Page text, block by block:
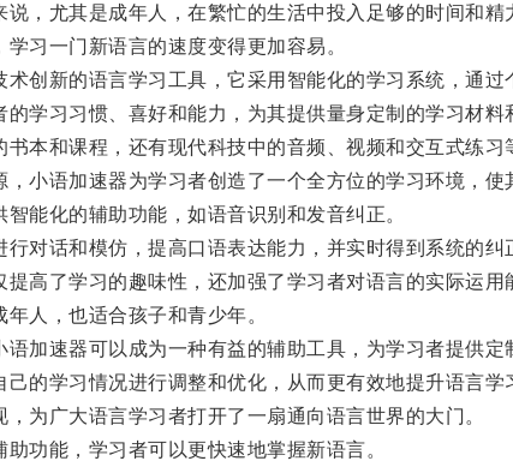
尤其是成年人，在繁忙的生活中投入足够的时间和精
一门新语言的速度变得更加容易。
新的语言学习工具，它采用智能化的学习系统，通过
习习惯、喜好和能力，为其提供量身定制的学习材料
和课程，还有现代科技中的音频、视频和交互式练习
语加速器为学习者创造了一个全方位的学习环境，使
化的辅助功能，如语音识别和发音纠正。
话和模仿，提高口语表达能力，并实时得到系统的纠
了学习的趣味性，还加强了学习者对语言的实际运用
人，也适合孩子和青少年。
速器可以成为一种有益的辅助工具，为学习者提供定
学习情况进行调整和优化，从而更有效地提升语言学
广大语言学习者打开了一扇通向语言世界的大门。
能，学习者可以更快速地掌握新语言。